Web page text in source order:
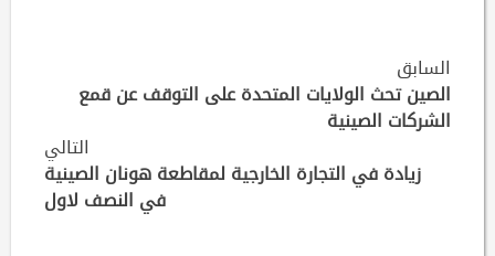
Continue
Reading
السابق
الصين تحث الولايات المتحدة على التوقف عن قمع
الشركات الصينية
التالي
زيادة في التجارة الخارجية لمقاطعة هونان الصينية
في النصف لاول